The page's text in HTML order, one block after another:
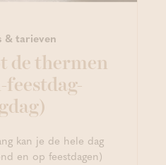
& tarieven
de thermen
feestdag-
kan je de hele dag
en op feestdagen)